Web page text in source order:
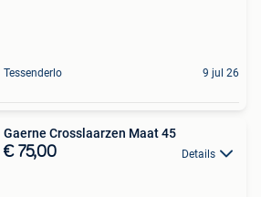
Tessenderlo 9 jul 26
Gaerne Crosslaarzen Maat 45
€ 75,00 Details